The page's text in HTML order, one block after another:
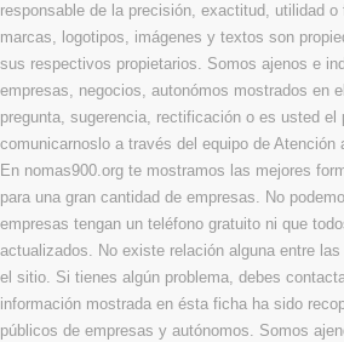
responsable de la precisión, exactitud, utilidad
marcas, logotipos, imágenes y textos son
sus respectivos propietarios. Somos ajenos e
empresas, negocios, autonómos mostrados en
pregunta, sugerencia, rectificación o es usted
comunicarnoslo a través del equipo de Atención
En nomas900.org te mostramos las mejores
para una gran cantidad de empresas. No
empresas tengan un teléfono gratuito ni que
actualizados. No existe relación alguna entre
el sitio. Si tienes algún problema, debes
información mostrada en ésta ficha ha sido
públicos de empresas y autónomos. Somos